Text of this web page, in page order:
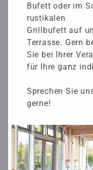
Bufett oder im
rustikalen
Grillbufett auf
Terrasse. Gern
Sie bei Ihrer
für Ihre ganz
Sprechen Sie
gerne!